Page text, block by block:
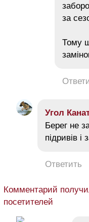
за
Тому
Угол
Берег не
підривів
Ответить
Комментарий
посетителей